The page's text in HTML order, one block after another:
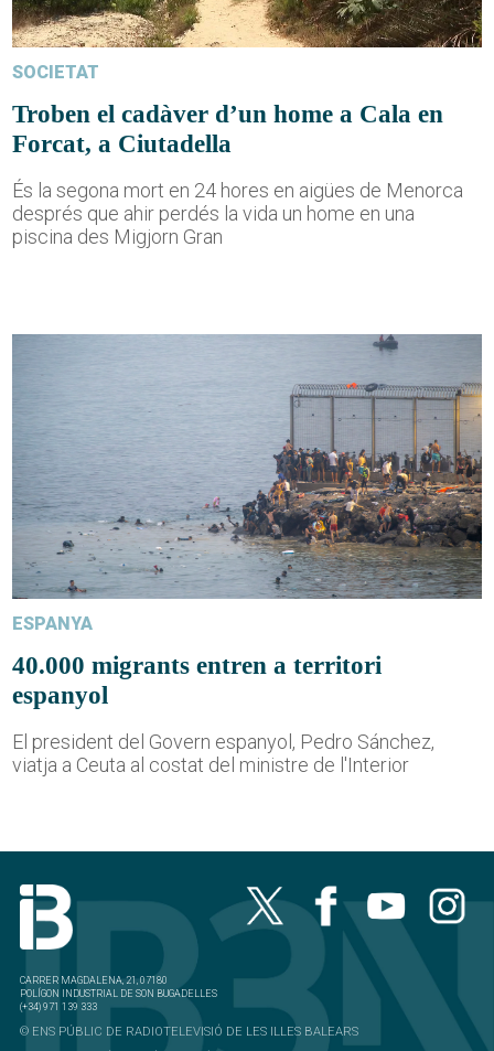
SOCIETAT
Troben el cadàver d’un home a Cala en
Forcat, a Ciutadella
És la segona mort en 24 hores en aigües de Menorca
després que ahir perdés la vida un home en una
piscina des Migjorn Gran
ESPANYA
40.000 migrants entren a territori
espanyol
El president del Govern espanyol, Pedro Sánchez,
viatja a Ceuta al costat del ministre de l'Interior
CARRER MAGDALENA, 21, 07180
POLÍGON INDUSTRIAL DE SON BUGADELLES
(+34) 971 139 333
© ENS PÚBLIC DE RADIOTELEVISIÓ DE LES ILLES BALEARS